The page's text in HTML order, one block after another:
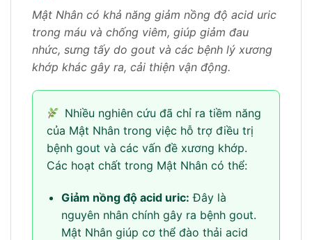
Mật Nhân có khả năng giảm nồng độ acid uric
trong máu và chống viêm, giúp giảm đau
nhức, sưng tấy do gout và các bệnh lý xương
khớp khác gây ra, cải thiện vận động.
Nhiều nghiên cứu đã chỉ ra tiềm năng
của Mật Nhân trong việc hỗ trợ điều trị
bệnh gout và các vấn đề xương khớp.
Các hoạt chất trong Mật Nhân có thể:
Giảm nồng độ acid uric: Đây là
nguyên nhân chính gây ra bệnh gout.
Mật Nhân giúp cơ thể đào thải acid